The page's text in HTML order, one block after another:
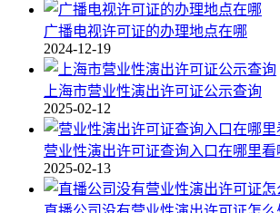
广播电视许可证的办理地点在哪
2024-12-19
上海市营业性演出许可证公示查询
2025-02-12
营业性演出许可证查询入口在哪里看
2025-02-13